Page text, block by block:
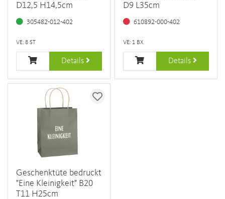
D12,5 H14,5cm
305482-012-402
VE: 8 ST
Details
D9 L35cm
610892-000-402
VE: 1 BX
Details
Geschenktüte bedruckt
"Eine Kleinigkeit" B20
T11 H25cm